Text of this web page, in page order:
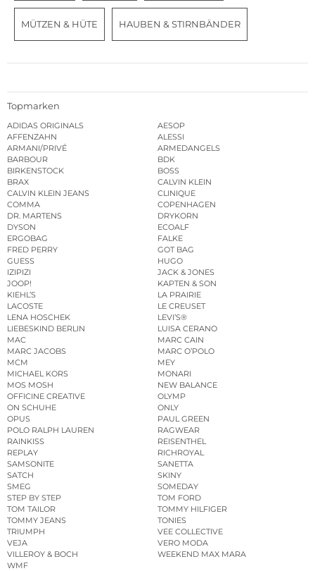
MÜTZEN & HÜTE HAUBEN & STIRNBÄNDER
Topmarken
ADIDAS ORIGINALS
AESOP
AFFENZAHN
ALESSI
ARMANI/PRIVÉ
ARMEDANGELS
BARBOUR
BDK
BIRKENSTOCK
BOSS
BRAX
CALVIN KLEIN
CALVIN KLEIN JEANS
CLINIQUE
COMMA
COPENHAGEN
DR. MARTENS
DRYKORN
DYSON
ECOALF
ERGOBAG
FALKE
FRED PERRY
GOT BAG
GUESS
HUGO
IZIPIZI
JACK & JONES
JOOP!
KAPTEN & SON
KIEHL’S
LA PRAIRIE
LACOSTE
LE CREUSET
LENA HOSCHEK
LEVI’S®
LIEBESKIND BERLIN
LUISA CERANO
MAC
MARC CAIN
MARC JACOBS
MARC O’POLO
MCM
MEY
MICHAEL KORS
MONARI
MOS MOSH
NEW BALANCE
OFFICINE CREATIVE
OLYMP
ON SCHUHE
ONLY
OPUS
PAUL GREEN
POLO RALPH LAUREN
RAGWEAR
RAINKISS
REISENTHEL
REPLAY
RICHROYAL
SAMSONITE
SANETTA
SATCH
SKINY
SMEG
SOMEDAY
STEP BY STEP
TOM FORD
TOM TAILOR
TOMMY HILFIGER
TOMMY JEANS
TONIES
TRIUMPH
VEE COLLECTIVE
VEJA
VERO MODA
VILLEROY & BOCH
WEEKEND MAX MARA
WMF